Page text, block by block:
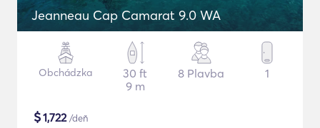
Jeanneau Cap Camarat 9.0 WA
Obchádzka
30 ft
9 m
8 Plavba 1
$1,722/deň